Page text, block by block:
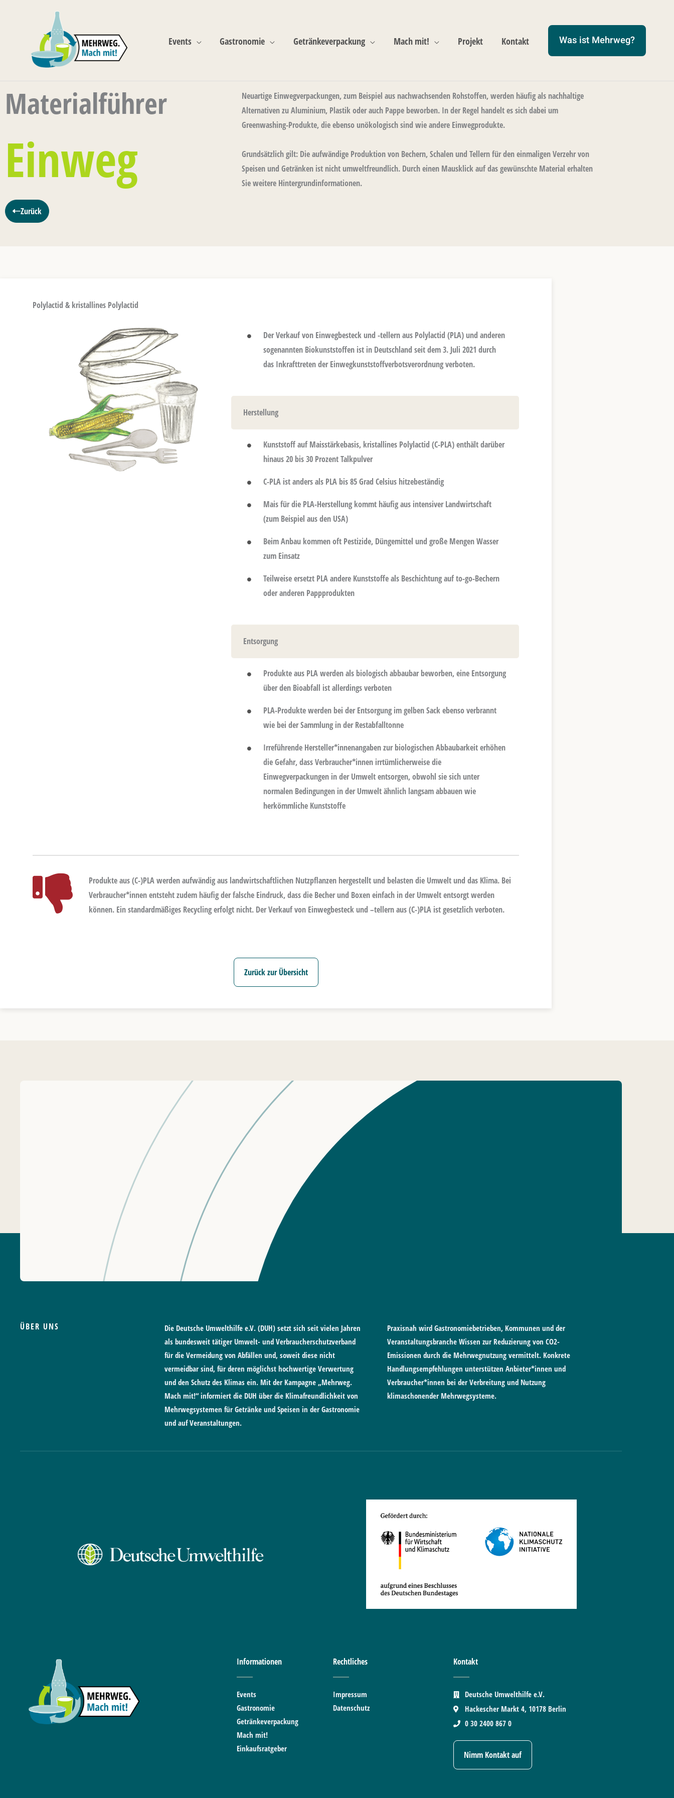
Events Gastronomie Getränkeverpackung Mach mit! Projekt Kontakt Was ist Mehrweg?
Materialführer
Einweg
Zurück
Neuartige Einwegverpackungen, zum Beispiel aus nachwachsenden Rohstoffen, werden häufig als nachhaltige
Alternativen zu Aluminium, Plastik oder auch Pappe beworben. In der Regel handelt es sich dabei um
Greenwashing-Produkte, die ebenso unökologisch sind wie andere Einwegprodukte.
Grundsätzlich gilt: Die aufwändige Produktion von Bechern, Schalen und Tellern für den einmaligen Verzehr von
Speisen und Getränken ist nicht umweltfreundlich. Durch einen Mausklick auf das gewünschte Material erhalten
Sie weitere Hintergrundinformationen.
Polylactid & kristallines Polylactid
Der Verkauf von Einwegbesteck und -tellern aus Polylactid (PLA) und anderen
sogenannten Biokunststoffen ist in Deutschland seit dem 3. Juli 2021 durch
das Inkrafttreten der Einwegkunststoffverbotsverordnung verboten.
Herstellung
Kunststoff auf Maisstärkebasis, kristallines Polylactid (C-PLA) enthält darüber
hinaus 20 bis 30 Prozent Talkpulver
C-PLA ist anders als PLA bis 85 Grad Celsius hitzebeständig
Mais für die PLA-Herstellung kommt häufig aus intensiver Landwirtschaft
(zum Beispiel aus den USA)
Beim Anbau kommen oft Pestizide, Düngemittel und große Mengen Wasser
zum Einsatz
Teilweise ersetzt PLA andere Kunststoffe als Beschichtung auf to-go-Bechern
oder anderen Pappprodukten
Entsorgung
Produkte aus PLA werden als biologisch abbaubar beworben, eine Entsorgung
über den Bioabfall ist allerdings verboten
PLA-Produkte werden bei der Entsorgung im gelben Sack ebenso verbrannt
wie bei der Sammlung in der Restabfalltonne
Irreführende Hersteller*innenangaben zur biologischen Abbaubarkeit erhöhen
die Gefahr, dass Verbraucher*innen irrtümlicherweise die
Einwegverpackungen in der Umwelt entsorgen, obwohl sie sich unter
normalen Bedingungen in der Umwelt ähnlich langsam abbauen wie
herkömmliche Kunststoffe
Produkte aus (C-)PLA werden aufwändig aus landwirtschaftlichen Nutzpflanzen hergestellt und belasten die Umwelt und das Klima. Bei
Verbraucher*innen entsteht zudem häufig der falsche Eindruck, dass die Becher und Boxen einfach in der Umwelt entsorgt werden
können. Ein standardmäßiges Recycling erfolgt nicht. Der Verkauf von Einwegbesteck und –tellern aus (C-)PLA ist gesetzlich verboten.
Zurück zur Übersicht
ÜBER UNS
Die Deutsche Umwelthilfe e.V. (DUH) setzt sich seit vielen Jahren
als bundesweit tätiger Umwelt- und Verbraucherschutzverband
für die Vermeidung von Abfällen und, soweit diese nicht
vermeidbar sind, für deren möglichst hochwertige Verwertung
und den Schutz des Klimas ein. Mit der Kampagne „Mehrweg.
Mach mit!“ informiert die DUH über die Klimafreundlichkeit von
Mehrwegsystemen für Getränke und Speisen in der Gastronomie
und auf Veranstaltungen.
Praxisnah wird Gastronomiebetrieben, Kommunen und der
Veranstaltungsbranche Wissen zur Reduzierung von CO2-
Emissionen durch die Mehrwegnutzung vermittelt. Konkrete
Handlungsempfehlungen unterstützen Anbieter*innen und
Verbraucher*innen bei der Verbreitung und Nutzung
klimaschonender Mehrwegsysteme.
Informationen
Events
Gastronomie
Getränkeverpackung
Mach mit!
Einkaufsratgeber
Rechtliches
Impressum
Datenschutz
Kontakt
Deutsche Umwelthilfe e.V.
Hackescher Markt 4, 10178 Berlin
0 30 2400 867 0
Nimm Kontakt auf